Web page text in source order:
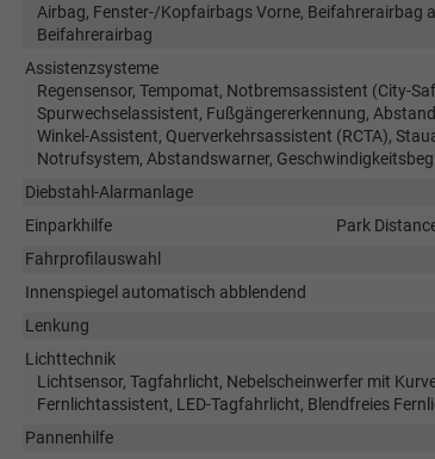
Airbag, Fenster-/Kopfairbags Vorne, Beifahrerairbag
Beifahrerairbag
Assistenzsysteme
Regensensor, Tempomat, Notbremsassistent (City-
Spurwechselassistent, Fußgängererkennung,
Winkel-Assistent, Querverkehrsassistent (RCTA),
Notrufsystem, Abstandswarner,
Diebstahl-Alarmanlage
Einparkhilfe
Park
Fahrprofilauswahl
Innenspiegel automatisch abblendend
Lenkung
Lichttechnik
Lichtsensor, Tagfahrlicht, Nebelscheinwerfer mit
Fernlichtassistent, LED-Tagfahrlicht, Blendfreies
Pannenhilfe